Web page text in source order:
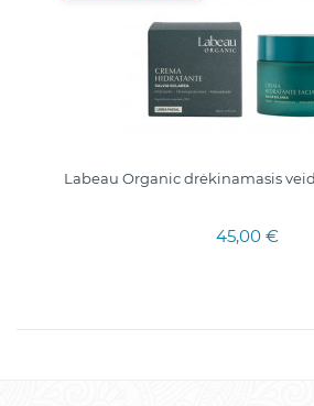
Labeau Organic drėkinamasis
45,00 €